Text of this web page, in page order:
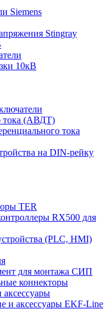
Siemens
Stingray
10кВ
тока (АВДТ)
тока
на DIN-рейку
TER
RX500 для
(PLC, HMI)
для монтажа СИП
коннекторы
и аксессуары EKF-Line